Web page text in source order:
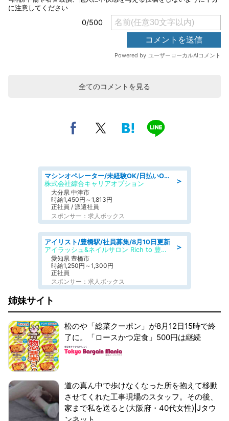
全てのコメントを見る
＞
マシンオペレーター/未経験OK/日払いOK/交替制/20・30・40代活躍中/製造 工場
株式会社綜合キャリアオプション
大分県 中津市
時給1,450円～1,813円
正社員 / 派遣社員
スポンサー：求人ボックス
＞
アイリスト/豊橋駅/社員募集/8月10日更新
アイラッシュ&ネイルサロン Rich to 豊橋店
愛知県 豊橋市
時給1,250円～1,300円
正社員
スポンサー：求人ボックス
姉妹サイト
松のや「総菜クーポン」が8月12日15時で終
了に。「ロースかつ定食」500円は継続
道の真ん中で歩けなくなった所を抱えて移動
させてくれた工事現場のスタッフ。その後、
家まで私を送ると(大阪府・40代女性)|Jタウ